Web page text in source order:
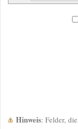
Hinweis : Felder,